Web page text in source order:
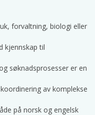
forvaltning, biologi eller
kjennskap til
søknadsprosesser er en
av komplekse
på norsk og engelsk